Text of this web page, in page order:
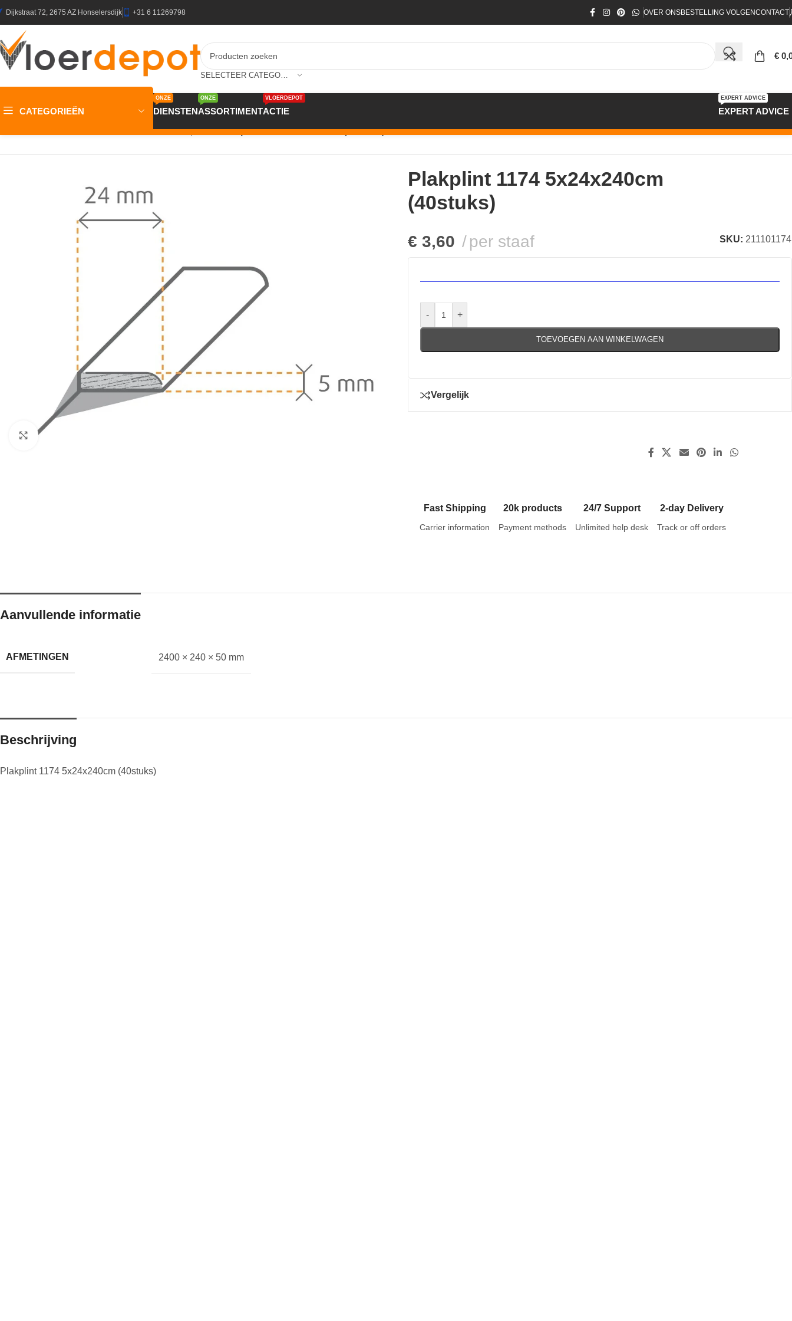
Dijkstraat 72, 2675 AZ Honselersdijk +31 6 11269798 OVER ONSBESTELLING VOLGENCONTACT
€
CATEGORIEËN DIENSTEN
ONZE
ASSORTIMENT
ONZE
ACTIE
VLOERDEPOT
EXPERT ADVICE
EXPERT ADVICE
Plinten/Plakplinten/Plakplint 1174 5x24x240cm (40stuks)
Klik om te vergroten
Plakplint 1174 5x24x240cm
(40stuks)
€ 3,60 per staaf SKU: 211101174
- +
TOEVOEGEN AAN WINKELWAGEN
Vergelijk
Fast Shipping
Carrier information
20k products
Payment methods
24/7 Support
Unlimited help desk
2-day Delivery
Track or off orders
Aanvullende informatie
AFMETINGEN 2400 × 240 × 50 mm
Beschrijving
Plakplint 1174 5x24x240cm (40stuks)